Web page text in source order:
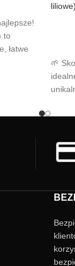
to
łatwe
liliowe)
🌱
⚠️